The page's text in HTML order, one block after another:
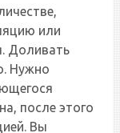
или
Доливать
Нужно
после этого
Вы